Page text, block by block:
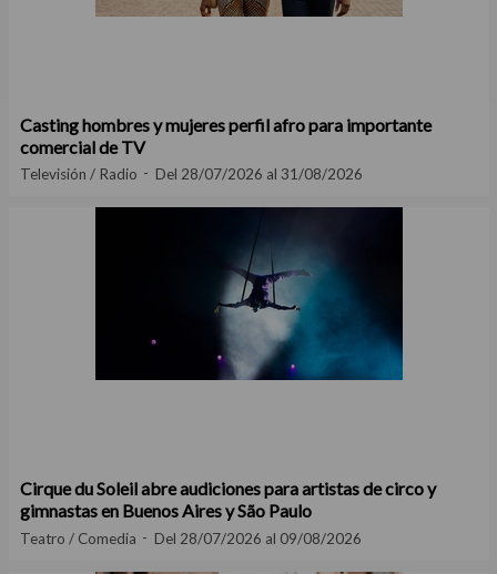
Casting hombres y mujeres perfil afro para importante
comercial de TV
Televisión / Radio Del 28/07/2026 al 31/08/2026
Cirque du Soleil abre audiciones para artistas de circo y
gimnastas en Buenos Aires y São Paulo
Teatro / Comedia Del 28/07/2026 al 09/08/2026